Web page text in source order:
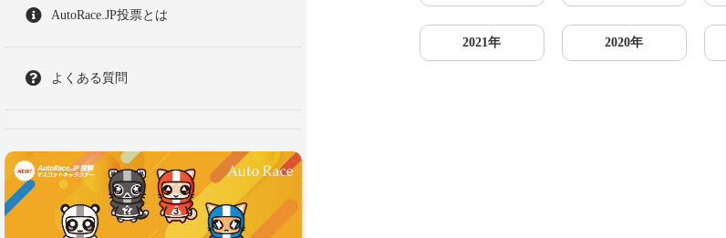
AutoRace.JP投票とは
よくある質問
2021年 2020年